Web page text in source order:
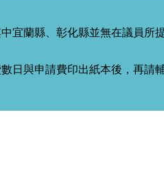
宜蘭縣、彰化縣並無在議員所
日與申請費印出紙本後，再請